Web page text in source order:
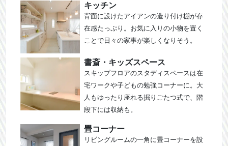
キッチン
背面に設けたアイアンの造り付け棚が存
在感たっぷり。お気に入りの小物を置く
ことで日々の家事が楽しくなりそう。
書斎・キッズスペース
スキップフロアのスタディスペースは在
宅ワークや子どもの勉強コーナーに。大
人もゆったり座れる掘りごたつ式で、階
段下には収納も。
畳コーナー
リビングルームの一角に畳コーナーを設